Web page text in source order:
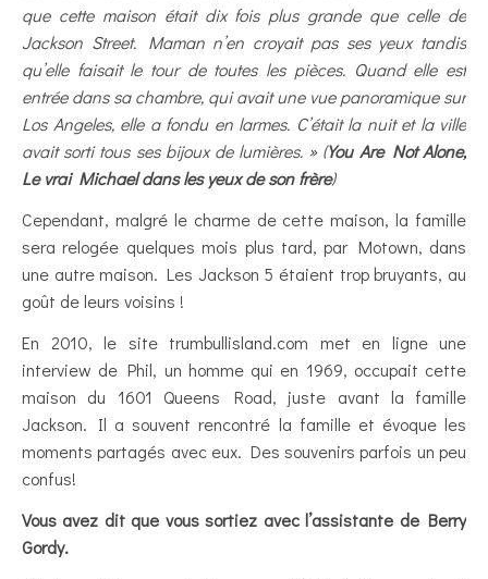
que cette maison était dix fois plus grande que celle de
Jackson Street. Maman n’en croyait pas ses yeux tandis
qu’elle faisait le tour de toutes les pièces. Quand elle est
entrée dans sa chambre, qui avait une vue panoramique sur
Los Angeles, elle a fondu en larmes. C’était la nuit et la ville
avait sorti tous ses bijoux de lumières. » (You Are Not Alone,
Le vrai Michael dans les yeux de son frère)
Cependant, malgré le charme de cette maison, la famille
sera relogée quelques mois plus tard, par Motown, dans
une autre maison. Les Jackson 5 étaient trop bruyants, au
goût de leurs voisins !
En 2010, le site trumbullisland.com met en ligne une
interview de Phil, un homme qui en 1969, occupait cette
maison du 1601 Queens Road, juste avant la famille
Jackson. Il a souvent rencontré la famille et évoque les
moments partagés avec eux. Des souvenirs parfois un peu
confus!
Vous avez dit que vous sortiez avec l’assistante de Berry
Gordy.